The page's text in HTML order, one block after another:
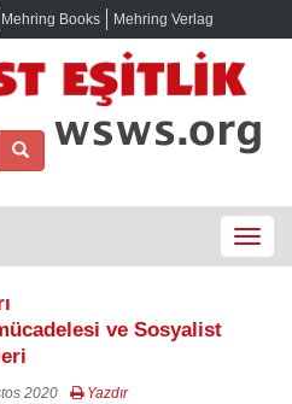
Mehring Books Mehring Verlag
Toggle
ve Sosyalist
2020 Yazdır